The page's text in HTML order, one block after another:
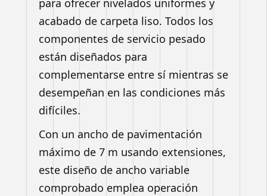
para ofrecer nivelados uniformes y
acabado de carpeta liso. Todos los
componentes de servicio pesado
están diseñados para
complementarse entre sí mientras se
desempeñan en las condiciones más
difíciles.
Con un ancho de pavimentación
máximo de 7 m usando extensiones,
este diseño de ancho variable
comprobado emplea operación